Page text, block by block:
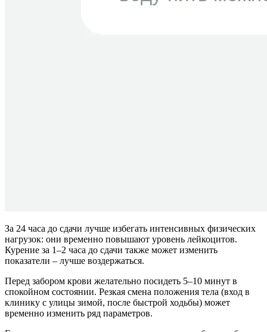
За 24 часа до сдачи лучше избегать интенсивных физических
нагрузок: они временно повышают уровень лейкоцитов.
Курение за 1–2 часа до сдачи также может изменить
показатели – лучше воздержаться.
Перед забором крови желательно посидеть 5–10 минут в
спокойном состоянии. Резкая смена положения тела (вход в
клинику с улицы зимой, после быстрой ходьбы) может
временно изменить ряд параметров.